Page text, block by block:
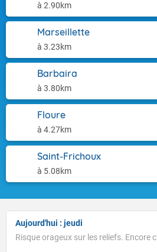
à 2.90km
Marseillette
à 3.23km
Barbaira
à 3.80km
Floure
à 4.27km
Saint-Frichoux
à 5.08km
Aujourd'hui : jeudi
Risque orageux sur les reliefs. Encore